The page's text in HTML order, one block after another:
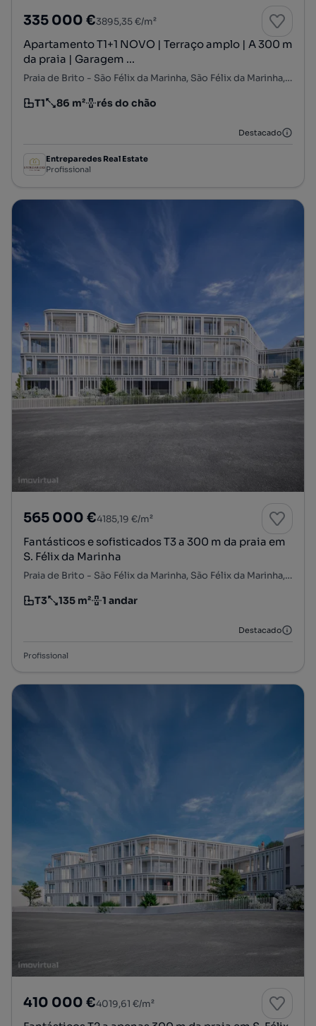
335 000 €3895,35 €/m²
Apartamento T1+1 NOVO | Terraço amplo | A 300 m
da praia | Garagem ...
Praia de Brito - São Félix da Marinha, São Félix da Marinha, Vila Nova de Gaia, Porto
Tipologia
T1
Preço por metro quadrado
86 m²
Andar rés do chão
Destacado
Entreparedes Real Estate
Profissional
565 000 €4185,19 €/m²
Fantásticos e sofisticados T3 a 300 m da praia em
S. Félix da Marinha
Praia de Brito - São Félix da Marinha, São Félix da Marinha, Vila Nova de Gaia, Porto
Tipologia
T3
Preço por metro quadrado
135 m²
Andar 1 andar
Destacado
Profissional
410 000 €4019,61 €/m²